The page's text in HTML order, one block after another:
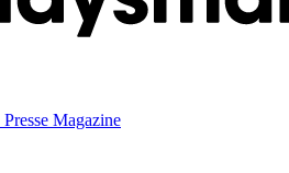
Presse Magazine